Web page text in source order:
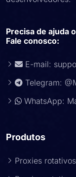
Precisa de ajuda
Fale conosco:
E-mail:
Telegram:
WhatsApp:
Produtos
Proxies